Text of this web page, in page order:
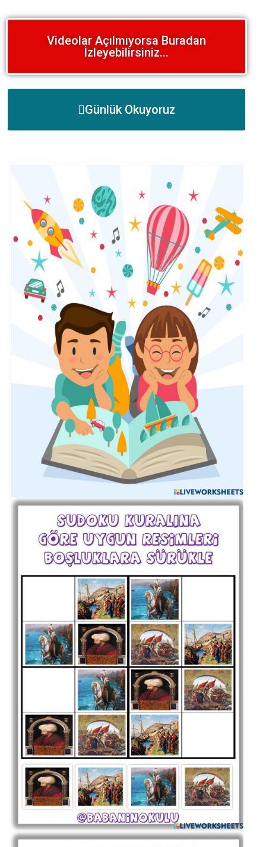
Videolar Açılmıyorsa Buradan
İzleyebilirsiniz...
Günlük Okuyoruz